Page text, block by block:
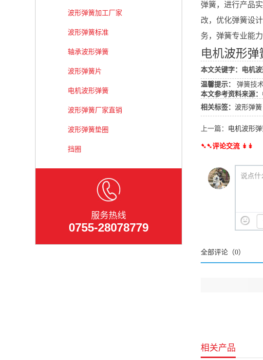
波形弹簧加工厂家
波形弹簧标准
轴承波形弹簧
波形弹簧片
电机波形弹簧
波形弹簧厂家直销
波形弹簧垫圈
挡圈
服务热线
0755-28078779
弹簧，进行产品
改，优化弹簧设
务，弹簧专业能
电机波形弹
本文关键字：电机
温馨提示： 弹簧技
本文参考资料来源：
相关标签： 波形弹簧
上一篇： 电机波形
➷➷评论交流 ↡↡
说点什
全部评论（0）
相关产品